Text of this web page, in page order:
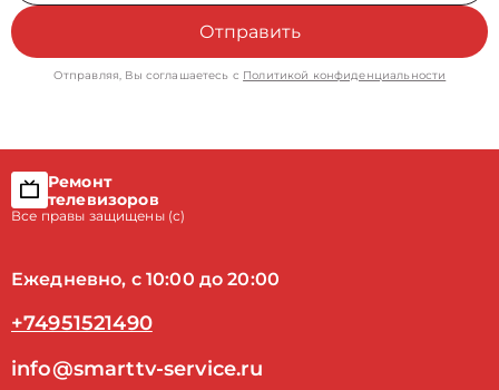
Отправить
Отправляя, Вы соглашаетесь с Политикой конфиденциальности
Ремонт
телевизоров
Все правы защищены (с)
Ежедневно, с 10:00 до 20:00
+74951521490
info@smarttv-service.ru